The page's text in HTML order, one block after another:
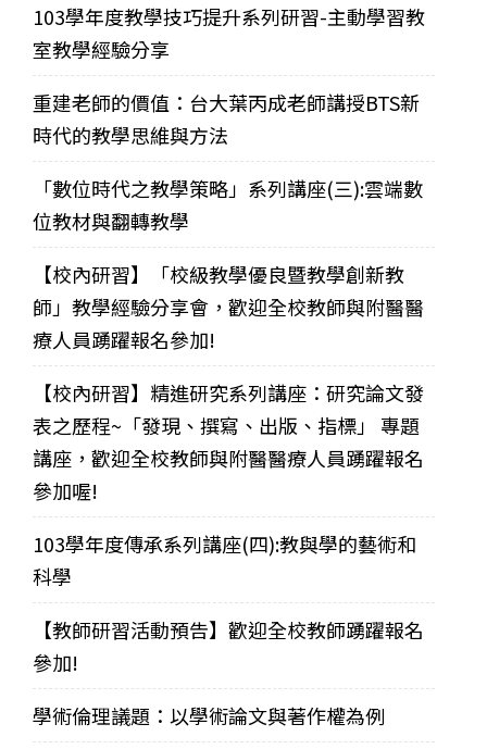
103學年度教學技巧提升系列研習-主動學習教
室教學經驗分享
重建老師的價值：台大葉丙成老師講授BTS新
時代的教學思維與方法
「數位時代之教學策略」系列講座(三):雲端數
位教材與翻轉教學
【校內研習】「校級教學優良暨教學創新教
師」教學經驗分享會，歡迎全校教師與附醫醫
療人員踴躍報名參加!
【校內研習】精進研究系列講座：研究論文發
表之歷程~「發現、撰寫、出版、指標」 專題
講座，歡迎全校教師與附醫醫療人員踴躍報名
參加喔!
103學年度傳承系列講座(四):教與學的藝術和
科學
【教師研習活動預告】歡迎全校教師踴躍報名
參加!
學術倫理議題：以學術論文與著作權為例